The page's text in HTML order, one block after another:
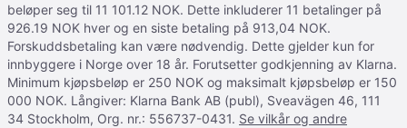
beløper seg til 11 101.12 NOK. Dette inkluderer 11 betalinger på
926.19 NOK hver og en siste betaling på 913,04 NOK.
Forskuddsbetaling kan være nødvendig. Dette gjelder kun for
innbyggere i Norge over 18 år. Forutsetter godkjenning av Klarna.
Minimum kjøpsbeløp er 250 NOK og maksimalt kjøpsbeløp er 150
000 NOK. Långiver: Klarna Bank AB (publ), Sveavägen 46, 111
34 Stockholm, Org. nr.: 556737-0431. Se vilkår og andre